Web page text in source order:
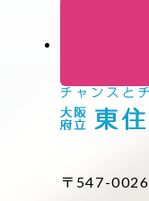
〒547-0026